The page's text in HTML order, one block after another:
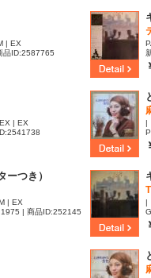
| EX
品ID:2587765
0
| EX
|
ーつき）
| EX
| 商品ID:252145
|